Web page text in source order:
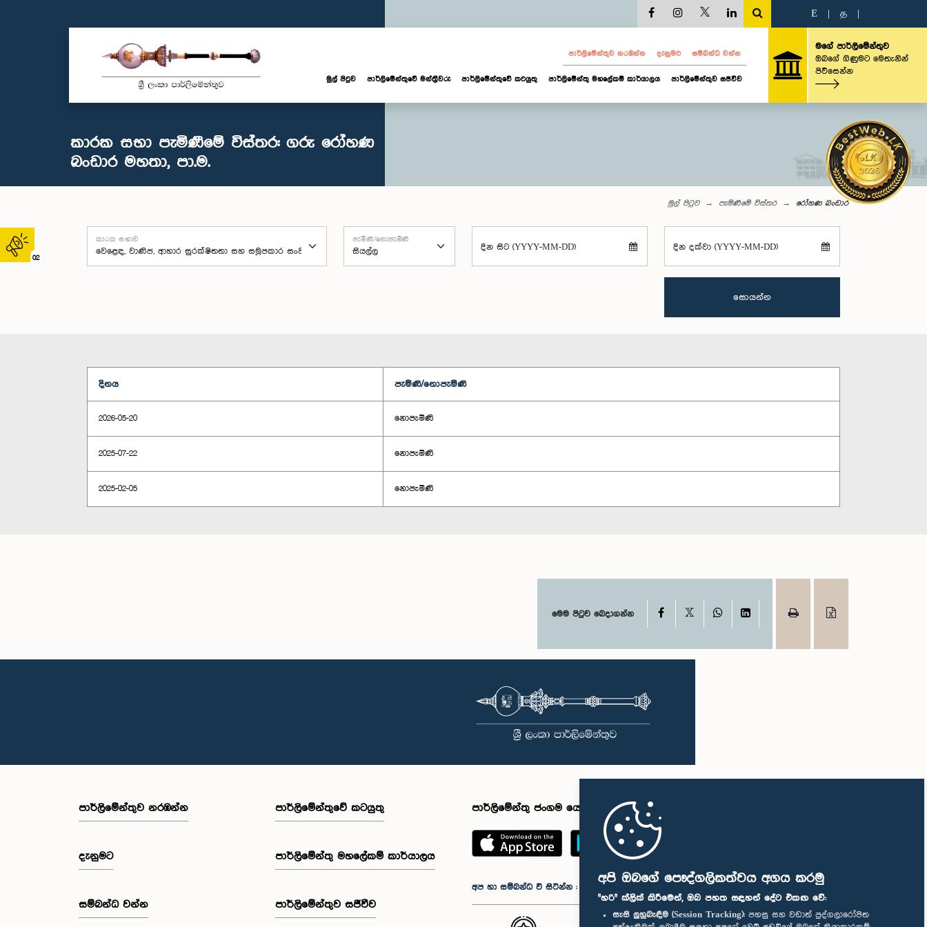
අපි ඔබගේ පෞද්ගලිකත්වය අගය කරමු
"හරි" ක්ලික් කිරීමෙන්, ඔබ පහත සඳහන් දේට එකඟ වේ:
සැසි ලුහුබැඳීම (Session Tracking): පහසු සහ වඩාත් පුද්ගලාරෝපිත
02
E த
පාර්ලි‌මේන්තුව නරඹන්න දැනුමට සම්බන්ධ වන්න
මුල් පිටුව පාර්ලි‌මේන්තුවේ මන්ත්‍රීවරු පාර්ලිමේන්තුවේ කටයුතු පාර්ලිමේන්තු මහලේකම් කාර්යාලය පාර්ලිමේන්තුව සජීවීව
මගේ පාර්ලිමේන්තුව
ඔබගේ ගිණුමට මෙතැනින්
පිවිසෙන්න
කාරක සභා පැමිණීමේ විස්තර: ගරු රෝහණ
බංඩාර මහතා, පා.ම.
මුල් පිටුව පැමිණීමේ විස්තර රෝහණ බංඩාර
කාරක සභාව පැමිණි/නොපැමිණි
දින සිට (YYYY-MM-DD) දින දක්වා (YYYY-MM-DD)
සොයන්න
දිනය පැමිණි/නොපැමිණි
2026-05-20 නොපැමිණි
2025-07-22 නොපැමිණි
2025-02-05 නොපැමිණි
මෙම පිටුව බෙදාගන්න Facebook WhatsAppLinkedIn
පාර්ලි‌මේන්තුව නරඹන්න
දැනුමට
සම්බන්ධ වන්න
පාර්ලිමේන්තුවේ කටයුතු
පාර්ලිමේන්තු මහලේකම් කාර්යාලය
පාර්ලිමේන්තුව සජීවීව
පාර්ලිමේන්තු ජංගම යෙදුම
අප හා සම්බන්ධ වී සිටින්න :